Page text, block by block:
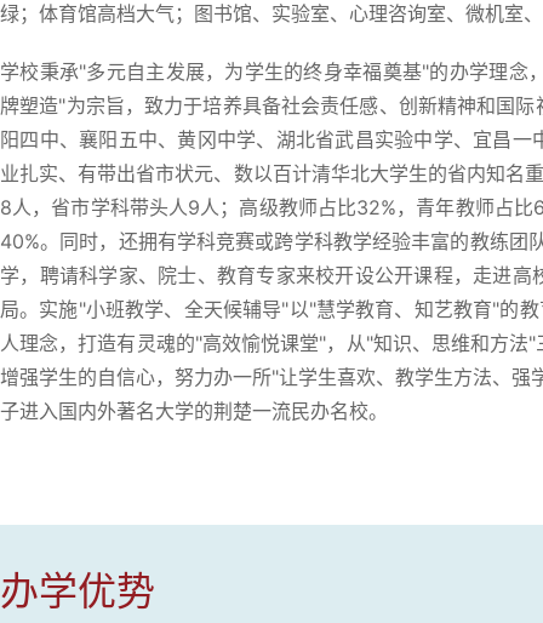
绿；体育馆高档大气；图书馆、实验室、心理咨询室、微机室
学校秉承"多元自主发展，为学生的终身幸福奠基"的办学理
牌塑造"为宗旨，致力于培养具备社会责任感、创新精神和国
阳四中、襄阳五中、黄冈中学、湖北省武昌实验中学、宜昌
业扎实、有带出省市状元、数以百计清华北大学生的省内知名
8人，省市学科带头人9人；高级教师占比32%，青年教师占
40%。同时，还拥有学科竞赛或跨学科教学经验丰富的教练团
学，聘请科学家、院士、教育专家来校开设公开课程，走进
局。实施"小班教学、全天候辅导"以"慧学教育、知艺教育"的
人理念，打造有灵魂的"高效愉悦课堂"，从"知识、思维和方
增强学生的自信心，努力办一所"让学生喜欢、教学生方法、
子进入国内外著名大学的荆楚一流民办名校。
办学优势